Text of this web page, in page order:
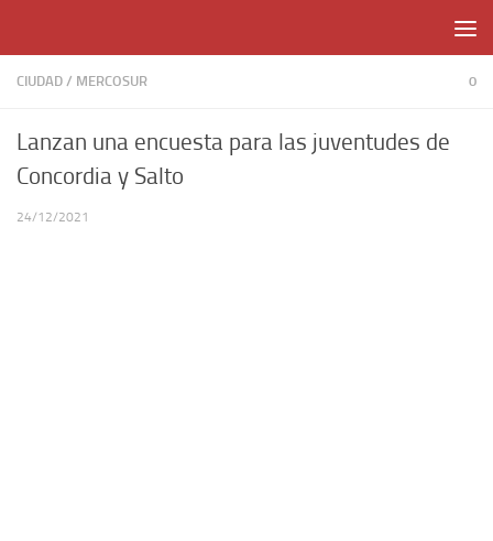
CIUDAD / MERCOSUR 0
Lanzan una encuesta para las juventudes de
Concordia y Salto
24/12/2021